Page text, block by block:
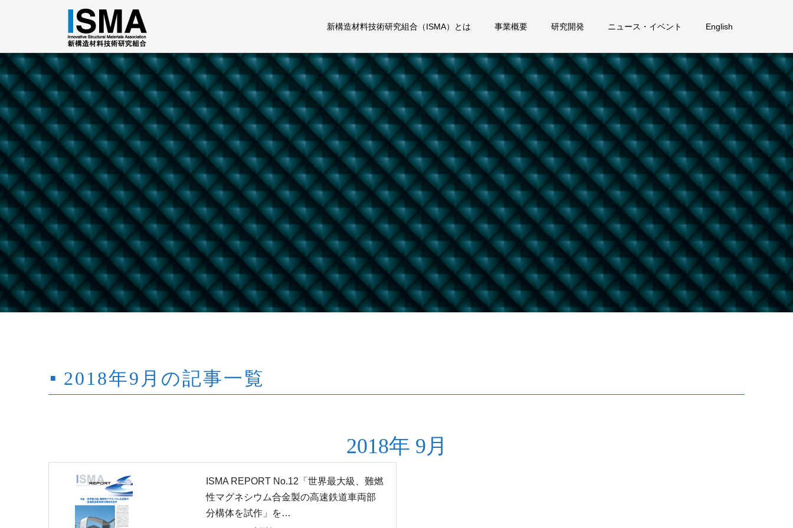
新構造材料技術研究組合（ISMA）とは 事業概要 研究開発 ニュース・イベント English
2018年9月の記事一覧
2018年 9月
ISMA REPORT No.12「世界最大級、難燃
性マグネシウム合金製の高速鉄道車両部
分構体を試作」を…